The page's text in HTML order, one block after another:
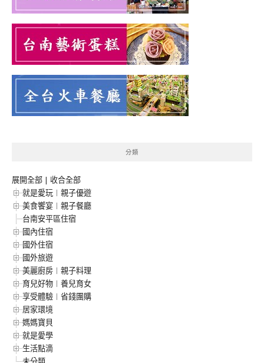
分類
展開全部 | 收合全部
就是愛玩︱親子優遊
美食饗宴︱親子餐廳
台南安平區住宿
國內住宿
國外住宿
國外旅遊
美麗廚房︱親子料理
育兒好物︱養兒育女
享受體驗︱省錢團購
居家環境
媽媽寶貝
就是愛學
生活點滴